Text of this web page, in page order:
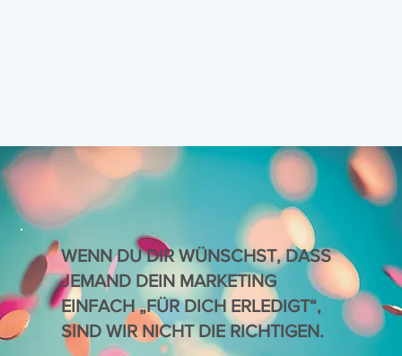
WENN DU DIR WÜNSCHST, DASS
JEMAND DEIN MARKETING
EINFACH „FÜR DICH ERLEDIGT“,
SIND WIR NICHT DIE RICHTIGEN.